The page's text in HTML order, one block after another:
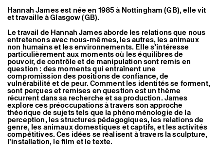
Informations pratiques
Programmation
Agenda : en cours et à venir
Expositions
Événements
Programmation éditoriale
Médiation
Publics associés
Les Nouveaux Commanditaires
Artistes résident·es et associé·es
Résident·es
Artistes associé·es
Hors-les-murs
Ancien·nes résident·es et artistes associé·es
Hannah James est née en 1985 à Nottingham (GB), elle vit
et travaille à Glasgow (GB).
Le travail de Hannah James aborde les relations que nous
entretenons avec nous-mêmes, les autres, les animaux
non humains et les environnements. Elle s’intéresse
particulièrement aux moments où les équilibres de
pouvoir, de contrôle et de manipulation sont remis en
question : des moments qui entraînent une
compromission des positions de confiance, de
vulnérabilité et de peur. Comment les identités se forment,
sont perçues et remises en question est un thème
récurrent dans sa recherche et sa production. James
explore ces préoccupations à travers son approche
théorique de sujets tels que la phénoménologie de la
perception, les structures pédagogiques, les relations de
genre, les animaux domestiques et captifs, et les activités
compétitives. Ces idées se réalisent à travers la sculpture,
l’installation, le film et le texte.